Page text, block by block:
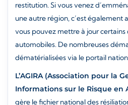
restitution. Si vous venez
une autre région, c’est également
vous pouvez mettre à jour
automobiles. De nombreuses
dématérialisées via le portail
L’AGIRA (Association pour la
Informations sur le Risque en
gère le fichier national des